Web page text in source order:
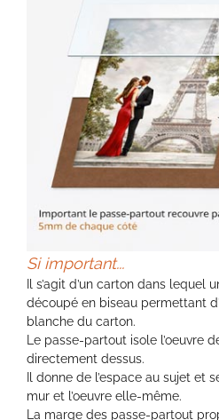
Si important...
Il s’agit d’un carton dans lequel
découpé en biseau permettant
blanche du carton.
Le passe-partout isole l’oeuvre
directement dessus.
Il donne de l’espace au sujet et
mur et l’oeuvre elle-même.
La marge des passe-partout